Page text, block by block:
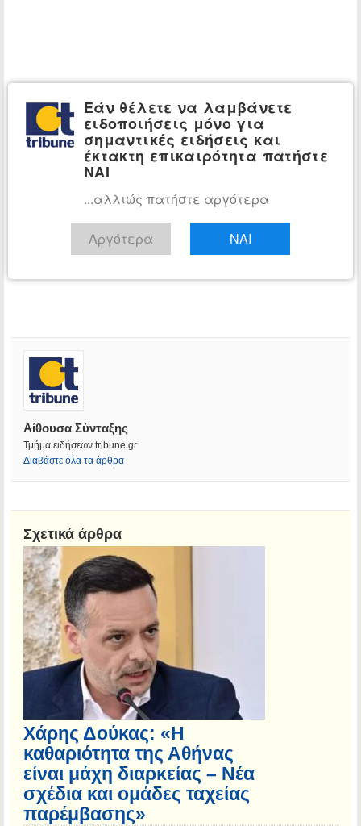
Αίθουσα Σύνταξης
Τμήμα ειδήσεων tribune.gr
Διαβάστε όλα τα άρθρα
Σχετικά άρθρα
Χάρης Δούκας: «Η
καθαριότητα της Αθήνας
είναι μάχη διαρκείας – Νέα
σχέδια και ομάδες ταχείας
παρέμβασης»
Εάν θέλετε να λαμβάνετε
ειδοποιήσεις μόνο για
σημαντικές ειδήσεις και
έκτακτη επικαιρότητα πατήστε
ΝΑΙ
...αλλιώς πατήστε αργότερα
Αργότερα ΝΑΙ